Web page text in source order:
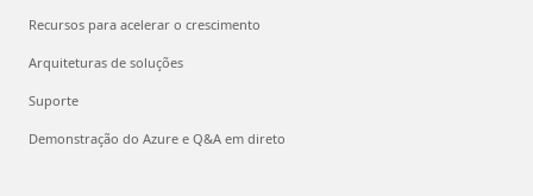
Recursos para acelerar o crescimento
Arquiteturas de soluções
Suporte
Demonstração do Azure e Q&A em direto